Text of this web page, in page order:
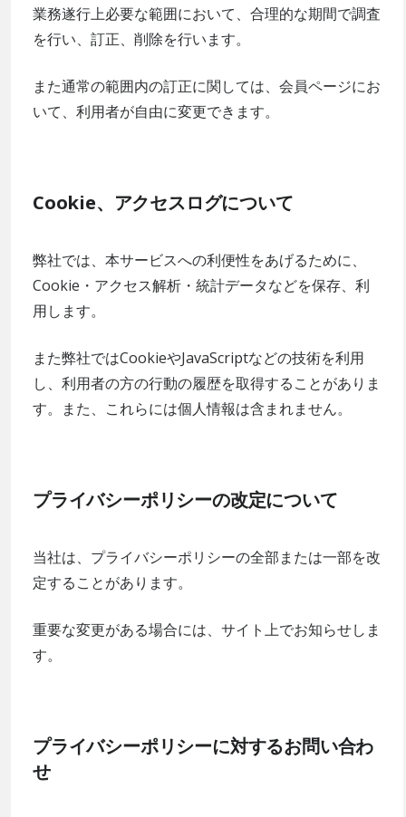
業務遂行上必要な範囲において、合理的な期間で調査
を行い、訂正、削除を行います。
また通常の範囲内の訂正に関しては、会員ページにお
いて、利用者が自由に変更できます。
Cookie、アクセスログについて
弊社では、本サービスへの利便性をあげるために、
Cookie・アクセス解析・統計データなどを保存、利
用します。
また弊社ではCookieやJavaScriptなどの技術を利用
し、利用者の方の行動の履歴を取得することがありま
す。また、これらには個人情報は含まれません。
プライバシーポリシーの改定について
当社は、プライバシーポリシーの全部または一部を改
定することがあります。
重要な変更がある場合には、サイト上でお知らせしま
す。
プライバシーポリシーに対するお問い合わ
せ